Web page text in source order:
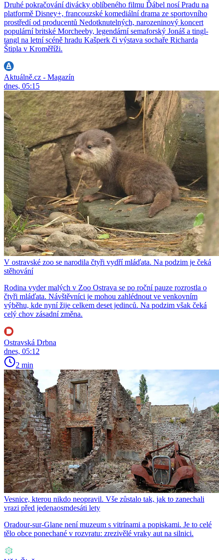
Druhé pokračování divácky oblíbeného filmu Ďábel nosí Pradu na
platformě Disney+, francouzské komediální drama ze sportovního
prostředí od producentů Nedotknutelných, narozeninový koncert
populární britské Morcheeby, legendární semaforský Jonáš a tingl-
tangl na letní scéně hradu Kašperk či výstava sochaře Richarda
Štipla v Kroměříži.
Aktuálně.cz - Magazín
dnes, 05:15
V ostravské zoo se narodila čtyři vydří mláďata. Na podzim je čeká
stěhování
Rodina vyder malých v Zoo Ostrava se po roční pauze rozrostla o
čtyři mláďata. Návštěvníci je mohou zahlédnout ve venkovním
výběhu, kde nyní žije celkem deset jedinců. Na podzim však čeká
celý chov zásadní změna.
Ostravská Drbna
dnes, 05:12
2 min
Vesnice, kterou nikdo neopravil. Vše zůstalo tak, jak to zanechali
vrazi před jedenaosmdesáti lety
Oradour-sur-Glane není muzeum s vitrínami a popiskami. Je to celé
tělo obce ponechané v rozvratu: zrezivělé vraky aut na silnici.